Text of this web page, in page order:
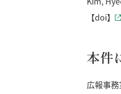
【doi】
本件
広報事務